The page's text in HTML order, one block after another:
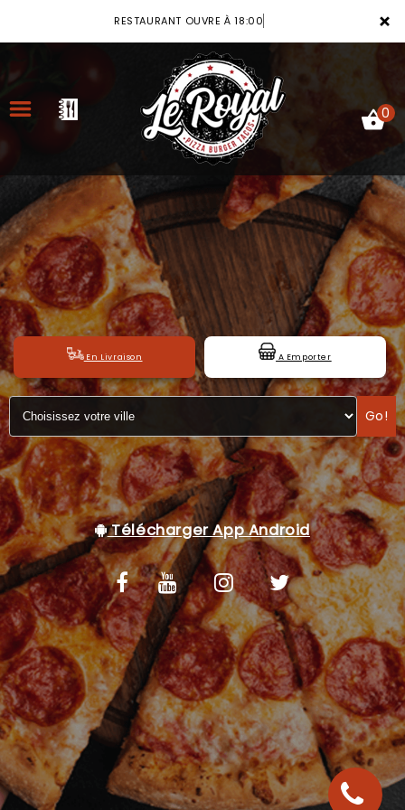
×
RESTAURANT OUVRE À 18:00
ACCUEIL
LA CARTE
VOTRE COMPTE
NOTRE RESTAURANT
VOS AVIS
MENTIONS LÉGALES
C.G.V
0
En Livraison A Emporter
Go!
Télécharger App Android